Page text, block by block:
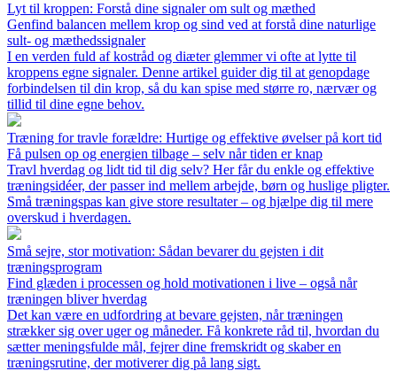
Lyt til kroppen: Forstå dine signaler om sult og mæthed
Genfind balancen mellem krop og sind ved at forstå dine naturlige
sult- og mæthedssignaler
I en verden fuld af kostråd og diæter glemmer vi ofte at lytte til
kroppens egne signaler. Denne artikel guider dig til at genopdage
forbindelsen til din krop, så du kan spise med større ro, nærvær og
tillid til dine egne behov.
Træning for travle forældre: Hurtige og effektive øvelser på kort tid
Få pulsen op og energien tilbage – selv når tiden er knap
Travl hverdag og lidt tid til dig selv? Her får du enkle og effektive
træningsidéer, der passer ind mellem arbejde, børn og huslige pligter.
Små træningspas kan give store resultater – og hjælpe dig til mere
overskud i hverdagen.
Små sejre, stor motivation: Sådan bevarer du gejsten i dit
træningsprogram
Find glæden i processen og hold motivationen i live – også når
træningen bliver hverdag
Det kan være en udfordring at bevare gejsten, når træningen
strækker sig over uger og måneder. Få konkrete råd til, hvordan du
sætter meningsfulde mål, fejrer dine fremskridt og skaber en
træningsrutine, der motiverer dig på lang sigt.